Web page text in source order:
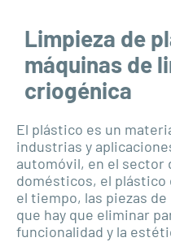
Limpieza de
máquinas de
criogénica
El plástico es un
industrias y
automóvil, en el sector
domésticos, el plástico
el tiempo, las piezas
que hay que eliminar
funcionalidad y la